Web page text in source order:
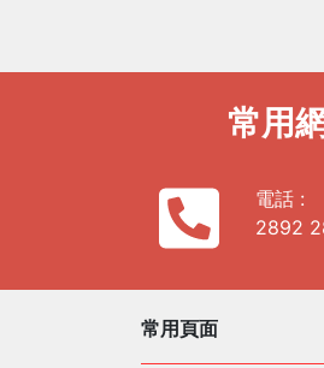
常用
電話 :
2892
常用頁面